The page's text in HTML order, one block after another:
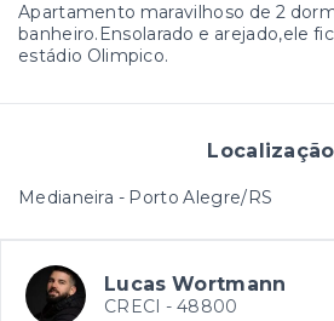
Apartamento maravilhoso de 2
banheiro.Ensolarado e arejado,ele
estádio Olimpico.
Localização
Medianeira - Porto Alegre/RS
Lucas Wortmann
CRECI - 48800